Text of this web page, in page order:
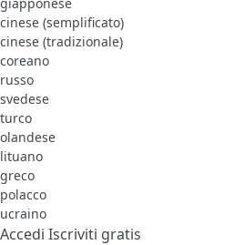
cinese (semplificato)
cinese (tradizionale)
coreano
russo
svedese
turco
olandese
lituano
greco
polacco
ucraino
Accedi Iscriviti gratis